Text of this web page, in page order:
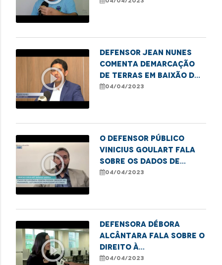
play_circle_outline
Defensor Jean Nunes
comenta demarcação
de terras em Baixão dos
Rochas por
04/04/2023
play_circle_outline
O defensor público
Vinicius Goulart fala
sobre os dados de
violência contra
04/04/2023
play_circle_outline
Defensora Débora
Alcântara fala sobre o
direito à
documentação civil
04/04/2023